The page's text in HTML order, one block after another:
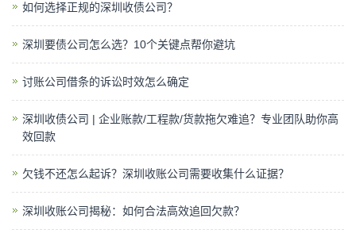
如何选择正规的深圳收债公司？
深圳要债公司怎么选？10个关键点帮你避坑
讨账公司借条的诉讼时效怎么确定
深圳收债公司 | 企业账款/工程款/货款拖欠难追？专业团队助你高
效回款
欠钱不还怎么起诉？深圳收账公司​需要收集什么证据？
深圳收账公司揭秘：如何合法高效追回欠款？